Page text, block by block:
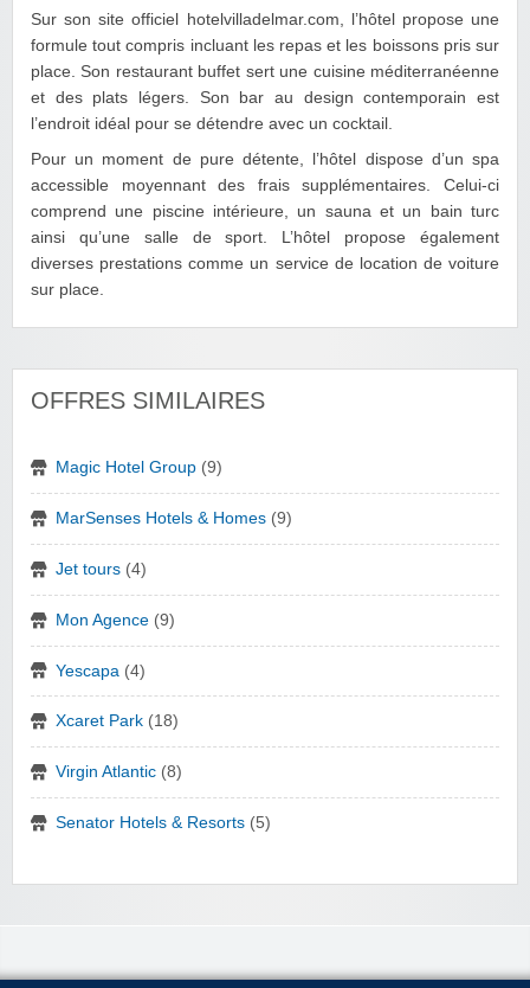
Sur son site officiel hotelvilladelmar.com, l’hôtel propose une
formule tout compris incluant les repas et les boissons pris sur
place. Son restaurant buffet sert une cuisine méditerranéenne
et des plats légers. Son bar au design contemporain est
l’endroit idéal pour se détendre avec un cocktail.
Pour un moment de pure détente, l’hôtel dispose d’un spa
accessible moyennant des frais supplémentaires. Celui-ci
comprend une piscine intérieure, un sauna et un bain turc
ainsi qu’une salle de sport. L’hôtel propose également
diverses prestations comme un service de location de voiture
sur place.
OFFRES SIMILAIRES
Magic Hotel Group (9)
MarSenses Hotels & Homes (9)
Jet tours (4)
Mon Agence (9)
Yescapa (4)
Xcaret Park (18)
Virgin Atlantic (8)
Senator Hotels & Resorts (5)